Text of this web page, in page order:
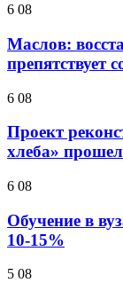
6 08
Маслов:
препятствует
6 08
Проект
хлеба»
6 08
Обучение в
10-15%
5 08